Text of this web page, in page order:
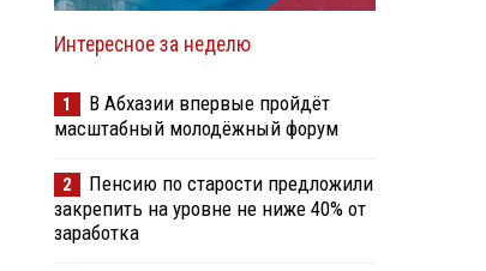
Интересное за неделю
1
В Абхазии впервые пройдёт
масштабный молодёжный форум
2
Пенсию по старости предложили
закрепить на уровне не ниже 40% от
заработка